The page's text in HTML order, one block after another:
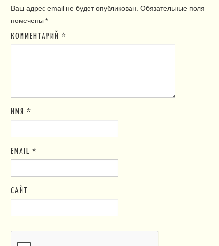
Ваш адрес email не будет опубликован. Обязательные поля
помечены*
КОММЕНТАРИЙ*
ИМЯ*
EMAIL*
САЙТ